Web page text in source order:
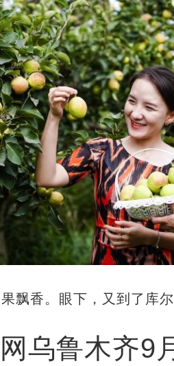
果飘香。眼下，又到了
鲁木齐9